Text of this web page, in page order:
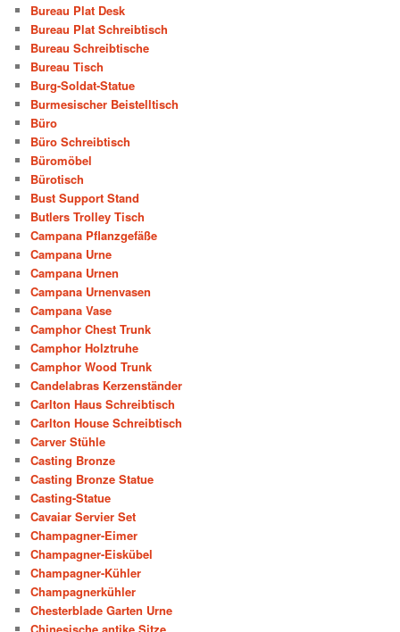
Bureau Plat Desk
Bureau Plat Schreibtisch
Bureau Schreibtische
Bureau Tisch
Burg-Soldat-Statue
Burmesischer Beistelltisch
Büro
Büro Schreibtisch
Büromöbel
Bürotisch
Bust Support Stand
Butlers Trolley Tisch
Campana Pflanzgefäße
Campana Urne
Campana Urnen
Campana Urnenvasen
Campana Vase
Camphor Chest Trunk
Camphor Holztruhe
Camphor Wood Trunk
Candelabras Kerzenständer
Carlton Haus Schreibtisch
Carlton House Schreibtisch
Carver Stühle
Casting Bronze
Casting Bronze Statue
Casting-Statue
Cavaiar Servier Set
Champagner-Eimer
Champagner-Eiskübel
Champagner-Kühler
Champagnerkühler
Chesterblade Garten Urne
Chinesische antike Sitze